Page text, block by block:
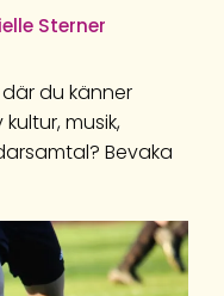
Sterner
du känner
musik,
Bevaka